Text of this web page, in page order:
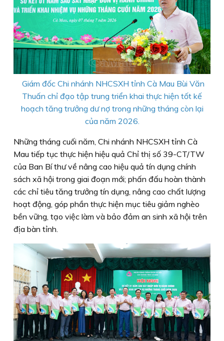
Giám đốc Chi nhánh NHCSXH tỉnh Cà Mau Bùi Văn
Thuấn chỉ đạo tập trung triển khai thực hiện tốt kế
hoạch tăng trưởng dư nợ trong những tháng còn lại
của năm 2026.
Những tháng cuối năm, Chi nhánh NHCSXH tỉnh Cà
Mau tiếp tục thực hiện hiệu quả Chỉ thị số 39-CT/TW
của Ban Bí thư về nâng cao hiệu quả tín dụng chính
sách xã hội trong giai đoạn mới; phấn đấu hoàn thành
các chỉ tiêu tăng trưởng tín dụng, nâng cao chất lượng
hoạt động, góp phần thực hiện mục tiêu giảm nghèo
bền vững, tạo việc làm và bảo đảm an sinh xã hội trên
địa bàn tỉnh.